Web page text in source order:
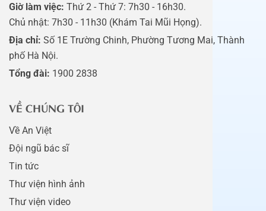
Giờ làm việc: Thứ 2 - Thứ 7: 7h30 - 16h30.
Chủ nhật: 7h30 - 11h30 (Khám Tai Mũi Họng).
Địa chỉ: Số 1E Trường Chinh, Phường Tương Mai, Thành
phố Hà Nội.
Tổng đài: 1900 2838
VỀ CHÚNG TÔI
Về An Việt
Đội ngũ bác sĩ
Tin tức
Thư viện hình ảnh
Thư viện video